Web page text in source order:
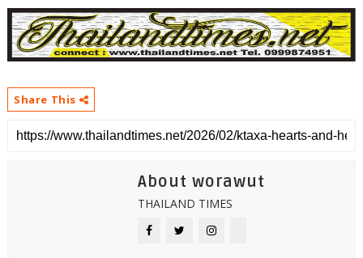
Share This
About worawut
THAILAND TIMES